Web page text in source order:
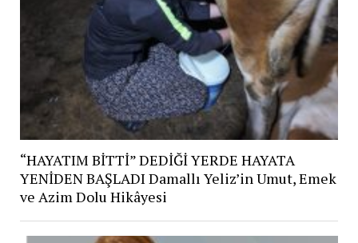
“HAYATIM BİTTİ” DEDİĞİ YERDE HAYATA
YENİDEN BAŞLADI Damallı Yeliz’in Umut, Emek
ve Azim Dolu Hikâyesi